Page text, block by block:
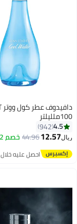
100ملليلتر
4.5
942
ريال12.57
44.96خصم 72%
احصل عليه خلال